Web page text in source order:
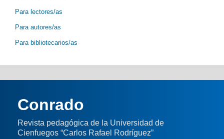
Para lectores/as
Para autores/as
Para bibliotecarios/as
Conrado
Revista pedagógica de la Universidad de
Cienfuegos “Carlos Rafael Rodríguez”